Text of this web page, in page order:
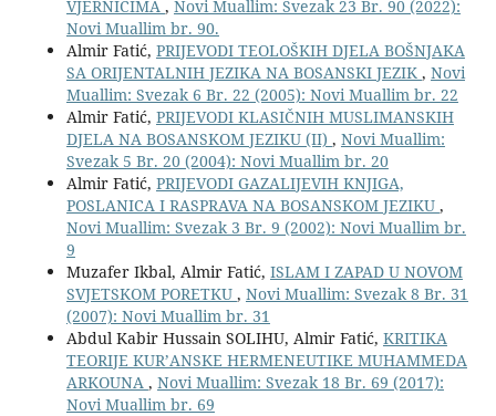
VJERNICIMA , Novi Muallim: Svezak 23 Br. 90 (2022):
Novi Muallim br. 90.
Almir Fatić, PRIJEVODI TEOLOŠKIH DJELA BOŠNJAKA
SA ORIJENTALNIH JEZIKA NA BOSANSKI JEZIK , Novi
Muallim: Svezak 6 Br. 22 (2005): Novi Muallim br. 22
Almir Fatić, PRIJEVODI KLASIČNIH MUSLIMANSKIH
DJELA NA BOSANSKOM JEZIKU (II) , Novi Muallim:
Svezak 5 Br. 20 (2004): Novi Muallim br. 20
Almir Fatić, PRIJEVODI GAZALIJEVIH KNJIGA,
POSLANICA I RASPRAVA NA BOSANSKOM JEZIKU ,
Novi Muallim: Svezak 3 Br. 9 (2002): Novi Muallim br.
9
Muzafer Ikbal, Almir Fatić, ISLAM I ZAPAD U NOVOM
SVJETSKOM PORETKU , Novi Muallim: Svezak 8 Br. 31
(2007): Novi Muallim br. 31
Abdul Kabir Hussain SOLIHU, Almir Fatić, KRITIKA
TEORIJE KUR’ANSKE HERMENEUTIKE MUHAMMEDA
ARKOUNA , Novi Muallim: Svezak 18 Br. 69 (2017):
Novi Muallim br. 69